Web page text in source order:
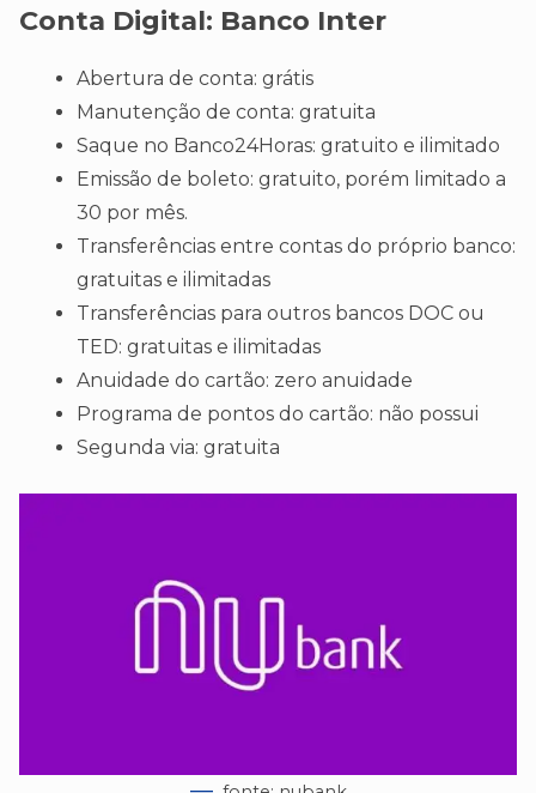
Conta Digital: Banco Inter
Abertura de conta: grátis
Manutenção de conta: gratuita
Saque no Banco24Horas: gratuito e ilimitado
Emissão de boleto: gratuito, porém limitado a
30 por mês.
Transferências entre contas do próprio banco:
gratuitas e ilimitadas
Transferências para outros bancos DOC ou
TED: gratuitas e ilimitadas
Anuidade do cartão: zero anuidade
Programa de pontos do cartão: não possui
Segunda via: gratuita